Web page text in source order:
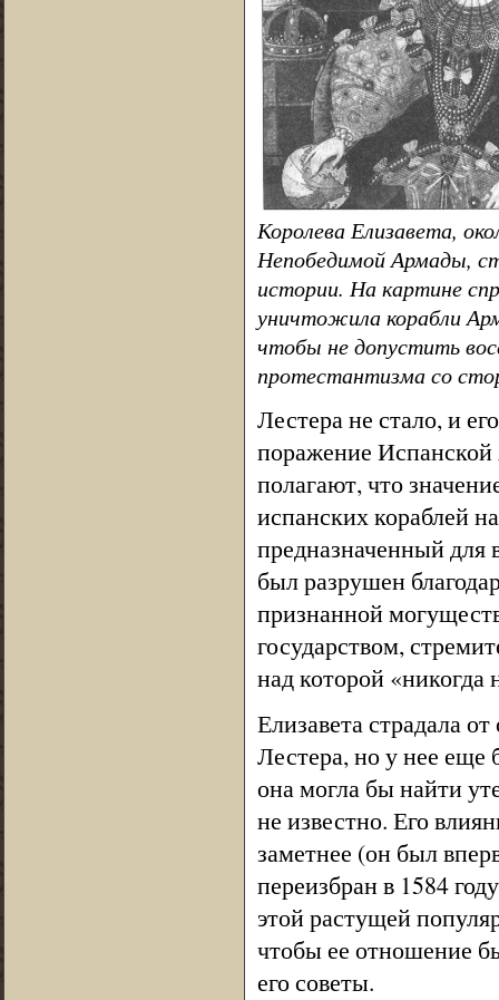
Королева Елизавета,
Непобедимой Армады,
истории. На картине
уничтожила корабли
чтобы не допустить
протестантизма со
Лестера не стало, и
поражение Испанской
полагают, что
испанских кораблей
предназначенный для
был разрушен
признанной
государством,
над которой «никогда
Елизавета страдала
Лестера, но у нее
она могла бы найти
не известно. Его
заметнее (он был
переизбран в 1584
этой растущей
чтобы ее отношение
его советы.